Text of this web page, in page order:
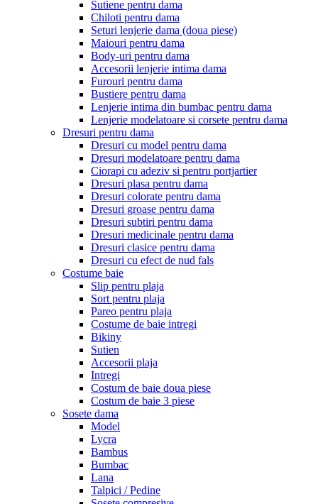
Sutiene pentru dama
Chiloti pentru dama
Seturi lenjerie dama (doua piese)
Maiouri pentru dama
Body-uri pentru dama
Accesorii lenjerie intima dama
Furouri pentru dama
Bustiere pentru dama
Lenjerie intima din bumbac pentru dama
Lenjerie modelatoare si corsete pentru dama
Dresuri pentru dama
Dresuri cu model pentru dama
Dresuri modelatoare pentru dama
Ciorapi cu adeziv si pentru portjartier
Dresuri plasa pentru dama
Dresuri colorate pentru dama
Dresuri groase pentru dama
Dresuri subtiri pentru dama
Dresuri medicinale pentru dama
Dresuri clasice pentru dama
Dresuri cu efect de nud fals
Costume baie
Slip pentru plaja
Sort pentru plaja
Pareo pentru plaja
Costume de baie intregi
Bikiny
Sutien
Accesorii plaja
Intregi
Costum de baie doua piese
Costum de baie 3 piese
Sosete dama
Model
Lycra
Bambus
Bumbac
Lana
Talpici / Pedine